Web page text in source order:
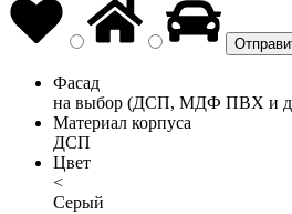
Фасад
на выбор (ДСП, МДФ ПВХ и
Материал корпуса
ДСП
Цвет
<
Серый